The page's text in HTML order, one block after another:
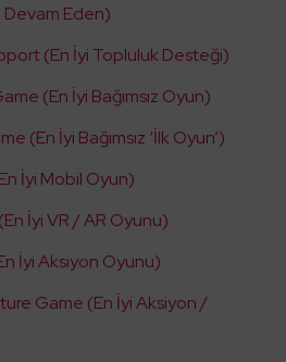
Eden)
(En İyi Topluluk Desteği)
(En İyi Bağımsız Oyun)
(En İyi Bağımsız ‘İlk Oyun’)
İyi Mobil Oyun)
İyi VR / AR Oyunu)
İyi Aksiyon Oyunu)
Game (En İyi Aksiyon /